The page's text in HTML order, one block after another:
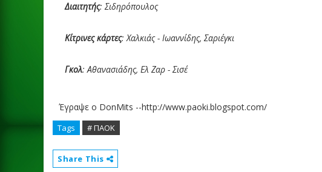
Διαιτητής: Σιδηρόπουλος
Κίτρινες κάρτες: Χαλκιάς - Ιωαννίδης, Σαριέγκι
Γκολ: Αθανασιάδης, Ελ Ζαρ - Σισέ
Έγραψε ο DonMits --http://www.paoki.blogspot.com/
Tags # ΠΑΟΚ
Share This